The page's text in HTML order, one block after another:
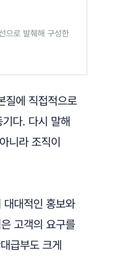
으로 발췌해 구성한
질에 직접적으로
다. 다시 말해
니라 조직이
대대적인 홍보와
고객의 요구를
급부도 크게